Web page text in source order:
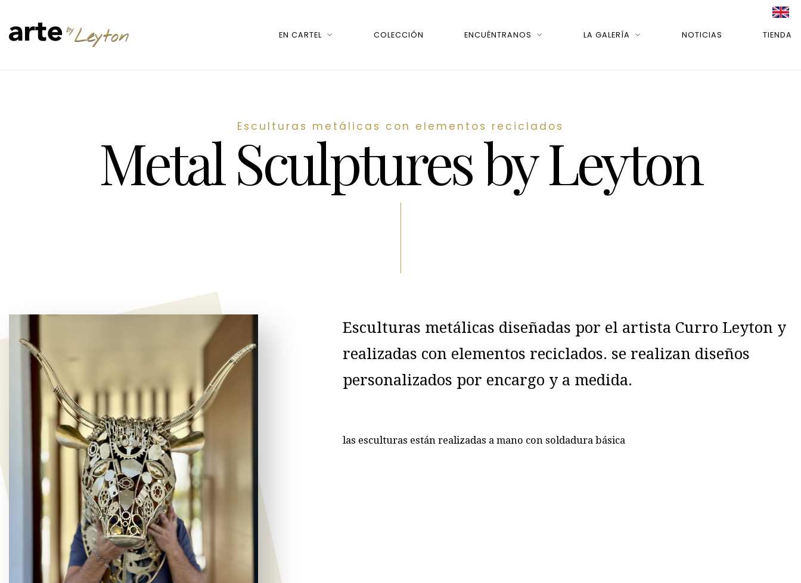
EN CARTEL COLECCIÓN ENCUÉNTRANOS LA GALERÍA NOTICIAS TIENDA
Esculturas metálicas con elementos reciclados
Metal Sculptures by Leyton
Esculturas metálicas diseñadas por el artista Curro Leyton y
realizadas con elementos reciclados. se realizan diseños
personalizados por encargo y a medida.
las esculturas están realizadas a mano con soldadura básica